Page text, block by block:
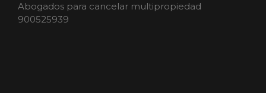
Abogados para cancelar multipropiedad
900525939